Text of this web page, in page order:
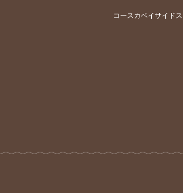
コースカベイサイド